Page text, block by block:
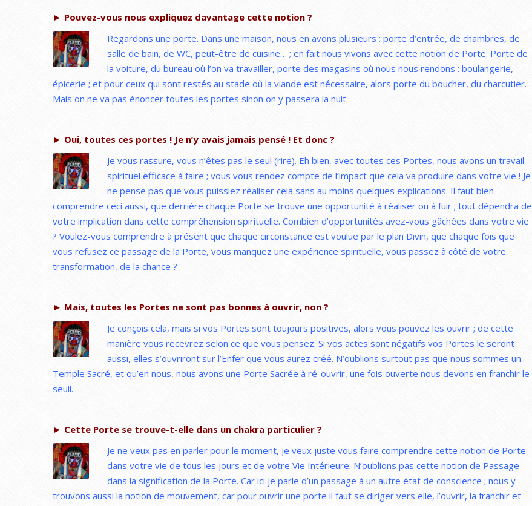
► Pouvez-vous nous expliquez davantage cette notion ?
Regardons une porte. Dans une maison, nous en avons plusieurs : porte d’entrée, de chambres, de
salle de bain, de WC, peut-être de cuisine… ; en fait nous vivons avec cette notion de Porte. Porte de
la voiture, du bureau où l’on va travailler, porte des magasins où nous nous rendons : boulangerie,
épicerie ; et pour ceux qui sont restés au stade où la viande est nécessaire, alors porte du boucher, du charcutier.
Mais on ne va pas énoncer toutes les portes sinon on y passera la nuit.
► Oui, toutes ces portes ! Je n’y avais jamais pensé ! Et donc ?
Je vous rassure, vous n’êtes pas le seul (rire). Eh bien, avec toutes ces Portes, nous avons un travail
spirituel efficace à faire ; vous vous rendez compte de l’impact que cela va produire dans votre vie ! Je
ne pense pas que vous puissiez réaliser cela sans au moins quelques explications. Il faut bien
comprendre ceci aussi, que derrière chaque Porte se trouve une opportunité à réaliser ou à fuir ; tout dépendra de
votre implication dans cette compréhension spirituelle. Combien d’opportunités avez-vous gâchées dans votre vie
? Voulez-vous comprendre à présent que chaque circonstance est voulue par le plan Divin, que chaque fois que
vous refusez ce passage de la Porte, vous manquez une expérience spirituelle, vous passez à côté de votre
transformation, de la chance ?
► Mais, toutes les Portes ne sont pas bonnes à ouvrir, non ?
Je conçois cela, mais si vos Portes sont toujours positives, alors vous pouvez les ouvrir ; de cette
manière vous recevrez selon ce que vous pensez. Si vos actes sont négatifs vos Portes le seront
aussi, elles s’ouvriront sur l’Enfer que vous aurez créé. N’oublions surtout pas que nous sommes un
Temple Sacré, et qu’en nous, nous avons une Porte Sacrée à ré-ouvrir, une fois ouverte nous devons en franchir le
seuil.
► Cette Porte se trouve-t-elle dans un chakra particulier ?
Je ne veux pas en parler pour le moment, je veux juste vous faire comprendre cette notion de Porte
dans votre vie de tous les jours et de votre Vie Intérieure. N’oublions pas cette notion de Passage
dans la signification de la Porte. Car ici je parle d’un passage à un autre état de conscience ; nous y
trouvons aussi la notion de mouvement, car pour ouvrir une porte il faut se diriger vers elle, l’ouvrir, la franchir et